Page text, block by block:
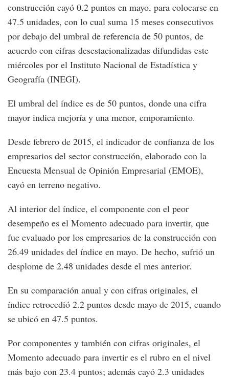
construcción cayó 0.2 puntos en mayo, para colocarse en
47.5 unidades, con lo cual suma 15 meses consecutivos
por debajo del umbral de referencia de 50 puntos, de
acuerdo con cifras desestacionalizadas difundidas este
miércoles por el Instituto Nacional de Estadística y
Geografía (INEGI).
El umbral del índice es de 50 puntos, donde una cifra
mayor indica mejoría y una menor, emporamiento.
Desde febrero de 2015, el indicador de confianza de los
empresarios del sector construcción, elaborado con la
Encuesta Mensual de Opinión Empresarial (EMOE),
cayó en terreno negativo.
Al interior del índice, el componente con el peor
desempeño es el Momento adecuado para invertir, que
fue evaluado por los empresarios de la construcción con
26.49 unidades del índice en mayo. De hecho, sufrió un
desplome de 2.48 unidades desde el mes anterior.
En su comparación anual y con cifras originales, el
índice retrocedió 2.2 puntos desde mayo de 2015, cuando
se ubicó en 47.5 puntos.
Por componentes y también con cifras originales, el
Momento adecuado para invertir es el rubro en el nivel
más bajo con 23.4 puntos; además cayó 2.3 unidades